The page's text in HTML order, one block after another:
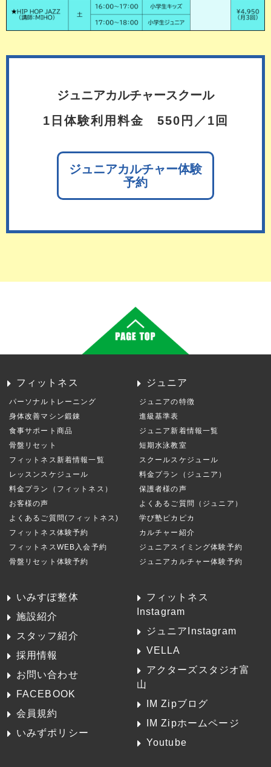
ジュニアカルチャースクール
1日体験利用料金 550円／1回
ジュニアカルチャー体験
予約
フィットネス
パーソナルトレーニング
身体改善マシン鍛錬
食事サポート商品
骨盤リセット
フィットネス新着情報一覧
レッスンスケジュール
料金プラン（フィットネス）
お客様の声
よくあるご質問(フィットネス)
フィットネス体験予約
フィットネスWEB入会予約
骨盤リセット体験予約
ジュニア
ジュニアの特徴
進級基準表
ジュニア新着情報一覧
短期水泳教室
スクールスケジュール
料金プラン（ジュニア）
保護者様の声
よくあるご質問（ジュニア）
学び塾ピカピカ
カルチャー紹介
ジュニアスイミング体験予約
ジュニアカルチャー体験予約
いみすぽ整体
施設紹介
スタッフ紹介
採用情報
お問い合わせ
FACEBOOK
会員規約
いみずポリシー
フィットネス
Instagram
ジュニアInstagram
VELLA
アクターズスタジオ富
山
IM Zipブログ
IM Zipホームページ
Youtube